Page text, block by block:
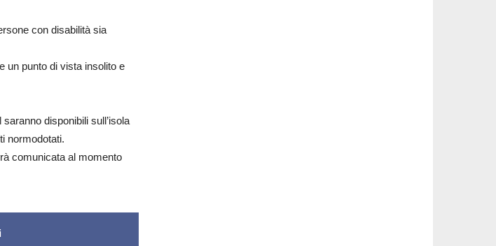
con disabilità sia
un punto di vista insolito e
disponibili sull’isola
normodotati.
comunicata al momento